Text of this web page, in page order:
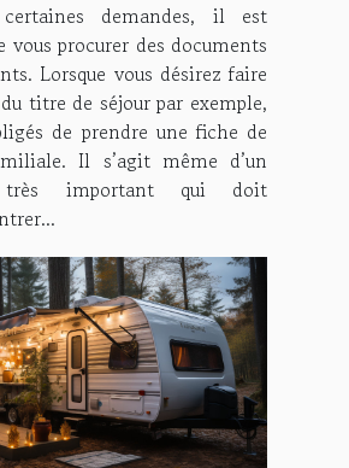
séjour ?demandes, il est
procurer des documents
Lorsque vous désirez faire
titre de séjour par exemple,
de prendre une fiche de
Il s’agit même d’un
très important qui doit